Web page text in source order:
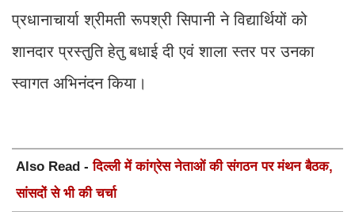
प्रधानाचार्या श्रीमती रूपश्री सिपानी ने विद्यार्थियों को
शानदार प्रस्तुति हेतु बधाई दी एवं शाला स्तर पर उनका
स्वागत अभिनंदन किया।
Also Read -दिल्ली में कांग्रेस नेताओं की संगठन पर मंथन बैठक,
सांसदों से भी की चर्चा